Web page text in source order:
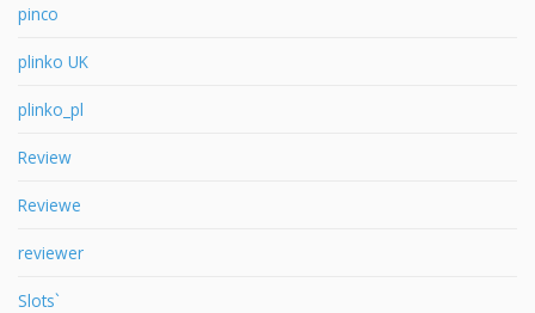
pinco
plinko UK
plinko_pl
Review
Reviewe
reviewer
Slots`